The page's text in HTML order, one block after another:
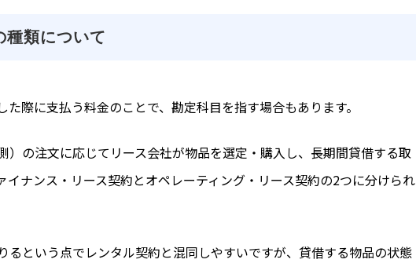
種類について
た際に支払う料金のことで、勘定科目を指す場合もあります。
）の注文に応じてリース会社が物品を選定・購入し、長期間貸借する取
イナンス・リース契約とオペレーティング・リース契約の2つに分けられ
るという点でレンタル契約と混同しやすいですが、貸借する物品の状態